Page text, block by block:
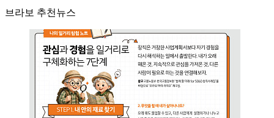
브라보 추천뉴스